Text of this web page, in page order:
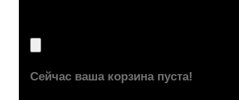
Сейчас ваша корзина пуста!